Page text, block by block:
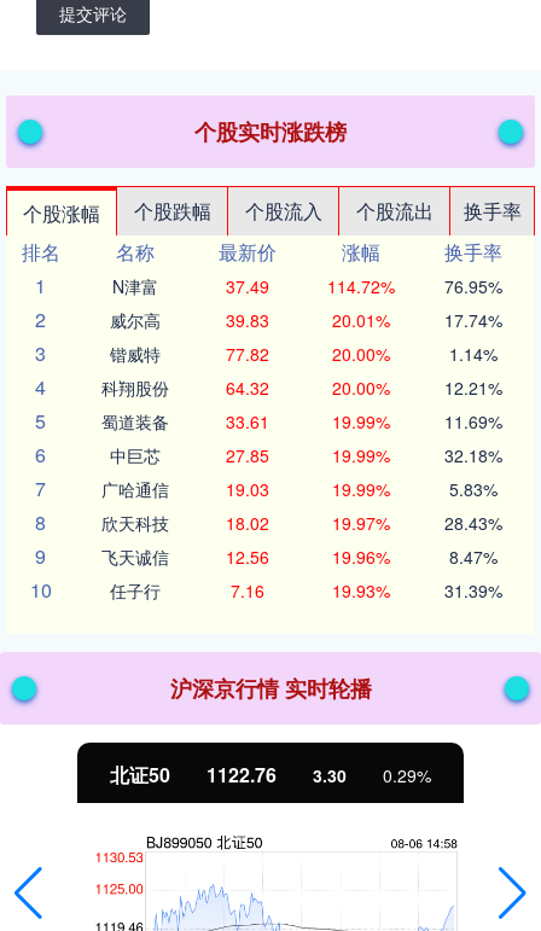
提交评论
个股实时涨跌榜
个股涨幅 个股跌幅 个股流入 个股流出
换手率
排名
名称 最新价 涨幅
换手率
1
N津富 37.49 114.72% 76.95%
2 威尔高 39.83 20.01% 17.74%
3 锴威特 77.82 20.00% 1.14%
4 科翔股份 64.32 20.00% 12.21%
5 蜀道装备 33.61 19.99% 11.69%
6 中巨芯 27.85 19.99% 32.18%
7 广哈通信 19.03 19.99% 5.83%
8 欣天科技 18.02 19.97% 28.43%
9 飞天诚信 12.56 19.96% 8.47%
10 任子行 7.16 19.93% 31.39%
沪深京行情 实时轮播
北证50 1122.76 3.30 0.29%